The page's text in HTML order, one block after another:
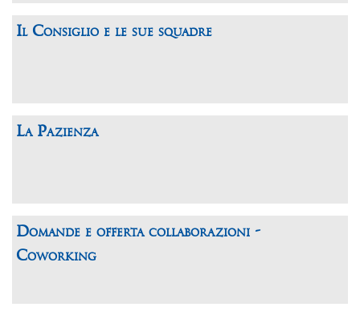
Il Consiglio e le sue squadre
La Pazienza
Domande e offerta collaborazioni -
Coworking